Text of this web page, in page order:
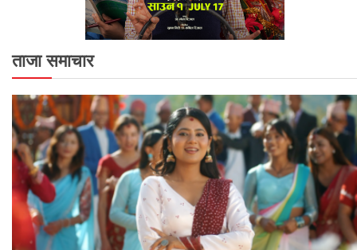
ताजा समाचार